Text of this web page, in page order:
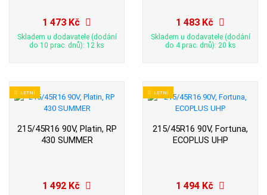
1 473 Kč
Skladem u dodavatele (dodání
do 10 prac. dnů): 12 ks
1 483 Kč
Skladem u dodavatele (dodání
do 4 prac. dnů): 20 ks
LETNÍ
215/45R16 90V, Platin, RP
430 SUMMER
1 492 Kč
LETNÍ
215/45R16 90V, Fortuna,
ECOPLUS UHP
1 494 Kč